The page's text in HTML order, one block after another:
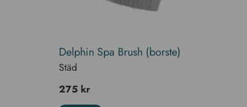
Delphin Spa Brush (borste)
Städ
275 kr